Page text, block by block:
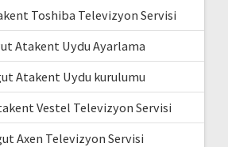
Toshiba Televizyon Servisi
Atakent Uydu Ayarlama
Atakent Uydu kurulumu
Vestel Televizyon Servisi
Axen Televizyon Servisi